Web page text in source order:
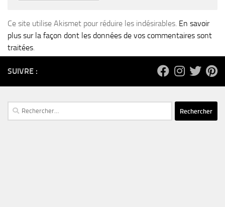
Ce site utilise Akismet pour réduire les indésirables. En savoir
plus sur la façon dont les données de vos commentaires sont
traitées.
SUIVRE :
Rechercher :